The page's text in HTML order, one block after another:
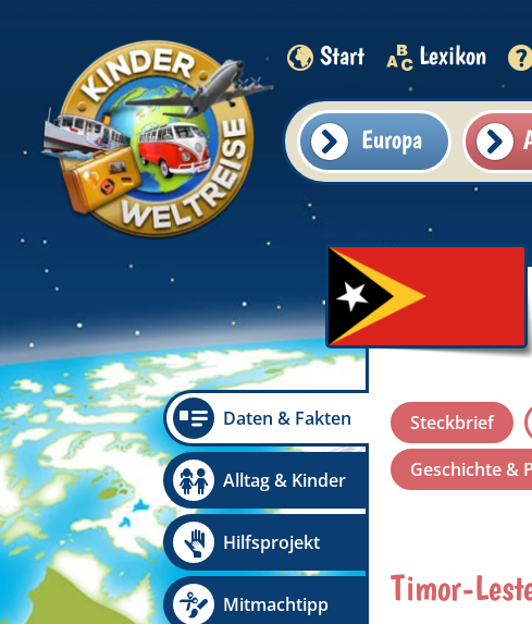
Start Lexikon
Europa
Daten & Fakten
Alltag & Kinder
Hilfsprojekt
Mitmachtipp
Steckbrief
Geschichte &
Timor-